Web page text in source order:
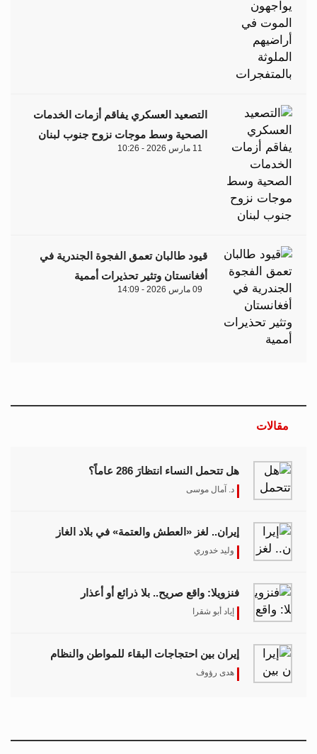
التصعيد العسكري يفاقم أزمات الخدمات
الصحية وسط موجات نزوح جنوب لبنان
11 مارس 2026 - 10:26
قيود طالبان تعمق الفجوة الجندرية في
أفغانستان وتثير تحذيرات أممية
09 مارس 2026 - 14:09
مقالات
هل تتحمل النساء انتظارَ 286 عاماً؟
د. آمال موسى
إيران.. لغز «العطش والعتمة» في بلاد الغاز
وليد خدوري
فنزويلا: واقع صريح.. بلا ذرائع أو أعذار
إياد أبو شقرا
إيران بين احتجاجات البقاء للمواطن والنظام
هدى رؤوف